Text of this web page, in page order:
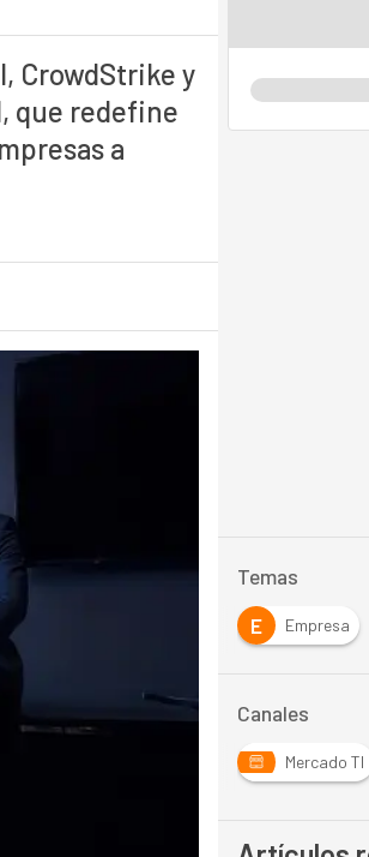
CrowdStrike y
que redefine
a
Temas
E Empresa
Canales
Mercado TI